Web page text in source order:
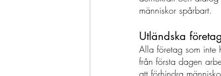
människor spårbart.
Utländska
Alla företag som inte
från första dagen